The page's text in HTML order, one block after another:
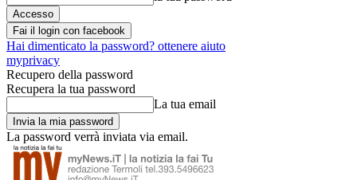
Fai il login con facebook
Hai dimenticato la password? ottenere aiuto
myprivacy
Recupero della password
Recupera la tua password
La tua email
La password verrà inviata via email.